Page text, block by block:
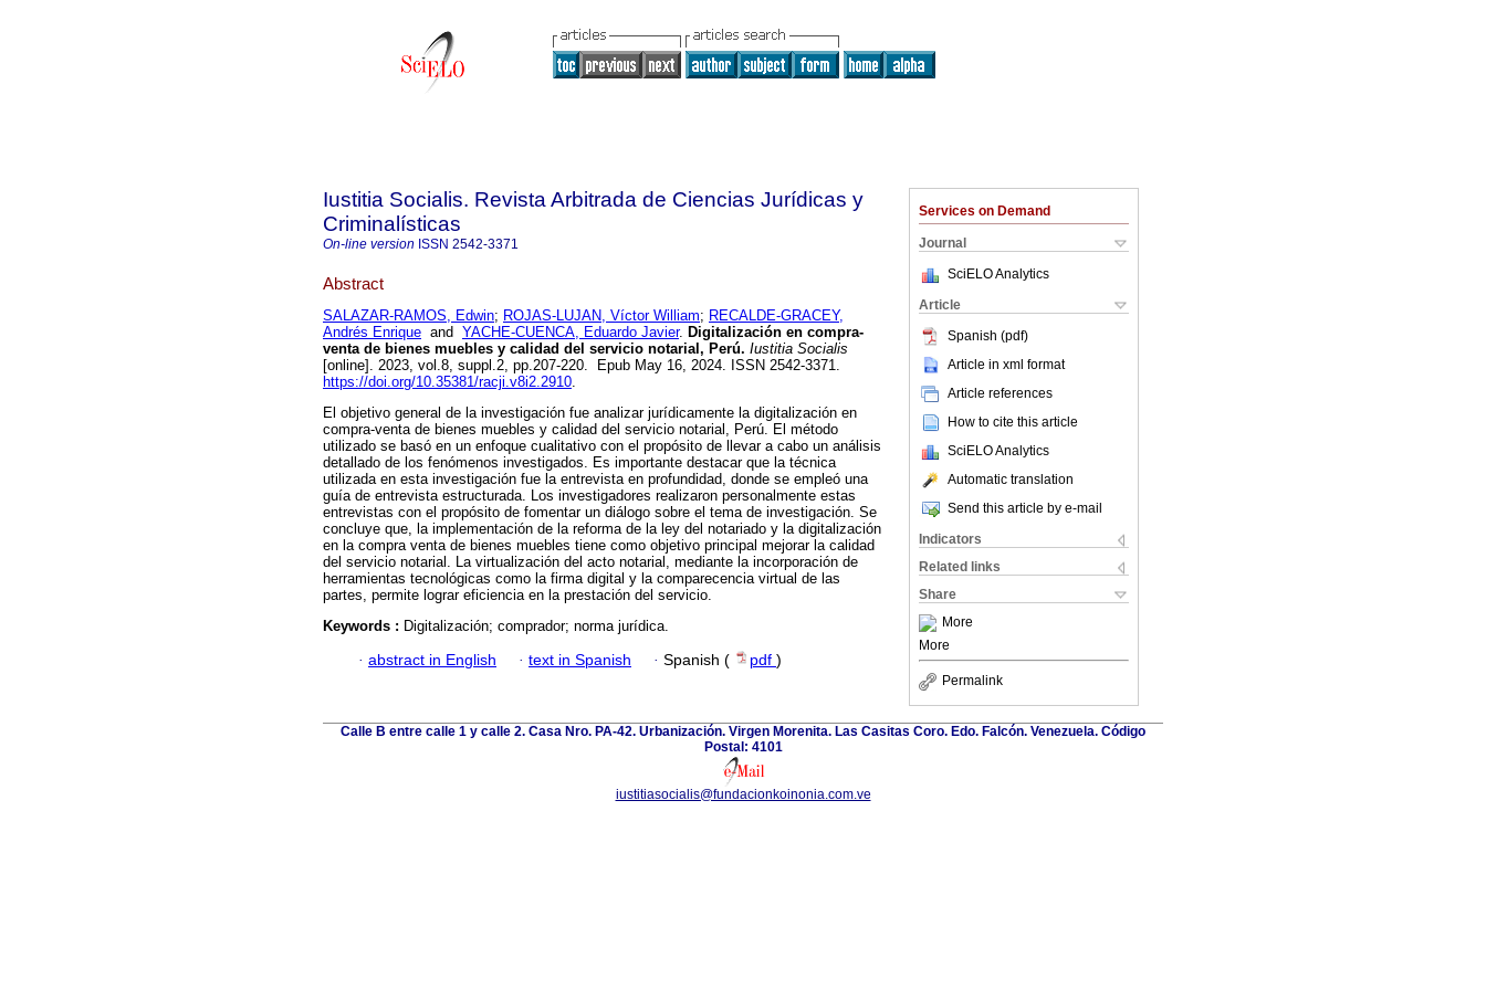
Services on Demand
Journal
SciELO Analytics
Article
Spanish (pdf)
Article in xml format
Article references
How to cite this article
SciELO Analytics
Automatic translation
Send this article by e-mail
Indicators
Related links
Share
More
More
Permalink
Iustitia Socialis. Revista Arbitrada de Ciencias Jurídicas y
Criminalísticas
On-line version ISSN 2542-3371
Abstract
SALAZAR-RAMOS, Edwin; ROJAS-LUJAN, Víctor William; RECALDE-GRACEY,
Andrés Enrique and YACHE-CUENCA, Eduardo Javier. Digitalización en compra-
venta de bienes muebles y calidad del servicio notarial, Perú. Iustitia Socialis
[online]. 2023, vol.8, suppl.2, pp.207-220. Epub May 16, 2024. ISSN 2542-3371.
https://doi.org/10.35381/racji.v8i2.2910.
El objetivo general de la investigación fue analizar jurídicamente la digitalización en
compra-venta de bienes muebles y calidad del servicio notarial, Perú. El método
utilizado se basó en un enfoque cualitativo con el propósito de llevar a cabo un análisis
detallado de los fenómenos investigados. Es importante destacar que la técnica
utilizada en esta investigación fue la entrevista en profundidad, donde se empleó una
guía de entrevista estructurada. Los investigadores realizaron personalmente estas
entrevistas con el propósito de fomentar un diálogo sobre el tema de investigación. Se
concluye que, la implementación de la reforma de la ley del notariado y la digitalización
en la compra venta de bienes muebles tiene como objetivo principal mejorar la calidad
del servicio notarial. La virtualización del acto notarial, mediante la incorporación de
herramientas tecnológicas como la firma digital y la comparecencia virtual de las
partes, permite lograr eficiencia en la prestación del servicio.
Keywords : Digitalización; comprador; norma jurídica.
· abstract in English · text in Spanish · Spanish ( pdf )
Calle B entre calle 1 y calle 2. Casa Nro. PA-42. Urbanización. Virgen Morenita. Las Casitas Coro. Edo. Falcón. Venezuela. Código
Postal: 4101
iustitiasocialis@fundacionkoinonia.com.ve